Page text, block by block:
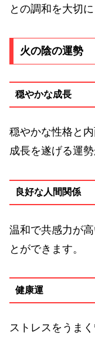
との調和を大切に
火の陰の運勢
穏やかな成長
穏やかな性格と
成長を遂げる運勢
良好な人間関係
温和で共感力が
とができます。
健康運
ストレスをうま